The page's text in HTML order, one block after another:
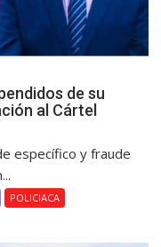
de su
al Cártel
específico y fraude
POLICIACA